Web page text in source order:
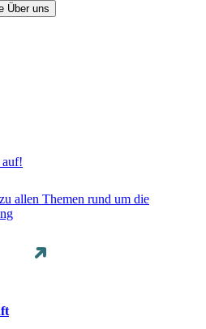
Über uns
allen Themen rund um die